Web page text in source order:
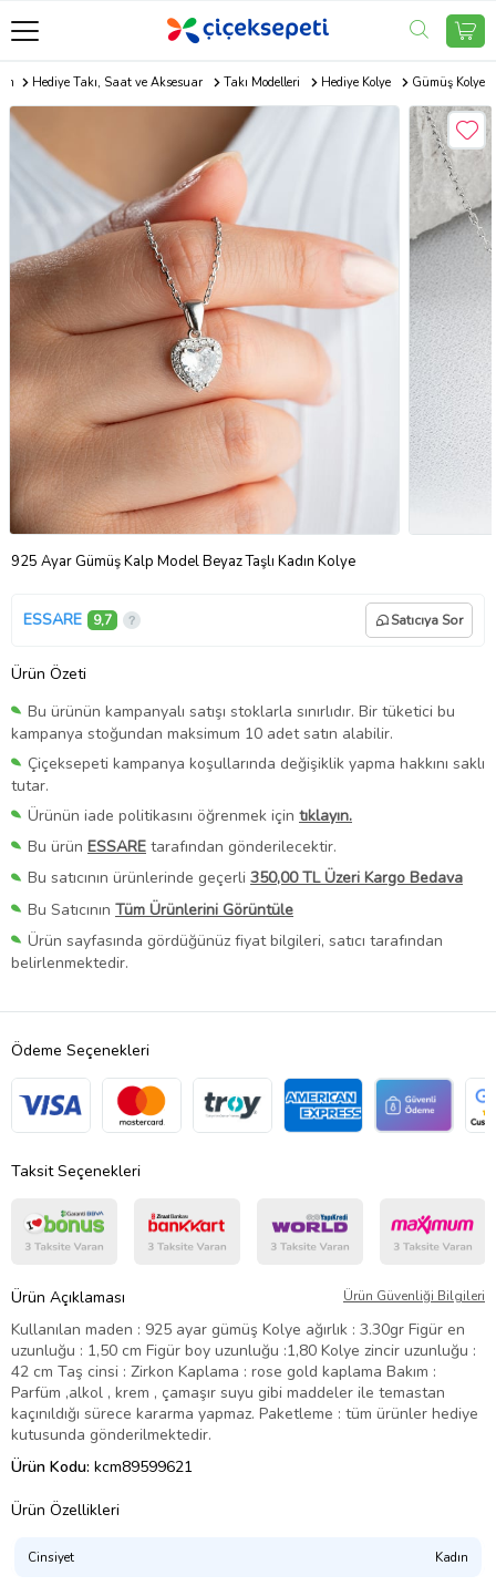
Hediye Takı, Saat ve Aksesuar Takı Modelleri Hediye Kolye Gümüş Kolye
925 Ayar Gümüş Kalp Model Beyaz Taşlı Kadın Kolye
ESSARE 9,7 Satıcıya Sor
Ürün Özeti
Bu ürünün kampanyalı satışı stoklarla sınırlıdır. Bir tüketici bu
kampanya stoğundan maksimum 10 adet satın alabilir.
Çiçeksepeti kampanya koşullarında değişiklik yapma hakkını saklı
tutar.
Ürünün iade politikasını öğrenmek için tıklayın.
Bu ürün ESSARE tarafından gönderilecektir.
Bu satıcının ürünlerinde geçerli 350,00 TL Üzeri Kargo Bedava
Bu Satıcının Tüm Ürünlerini Görüntüle
Ürün sayfasında gördüğünüz fiyat bilgileri, satıcı tarafından
belirlenmektedir.
Ödeme Seçenekleri
Taksit Seçenekleri
Ürün Açıklaması Ürün Güvenliği Bilgileri
Kullanılan maden : 925 ayar gümüş Kolye ağırlık : 3.30gr Figür en
uzunluğu : 1,50 cm Figür boy uzunluğu :1,80 Kolye zincir uzunluğu :
42 cm Taş cinsi : Zirkon Kaplama : rose gold kaplama Bakım :
Parfüm ,alkol , krem , çamaşır suyu gibi maddeler ile temastan
kaçınıldığı sürece kararma yapmaz. Paketleme : tüm ürünler hediye
kutusunda gönderilmektedir.
Ürün Kodu: kcm89599621
Ürün Özellikleri
Cinsiyet Kadın